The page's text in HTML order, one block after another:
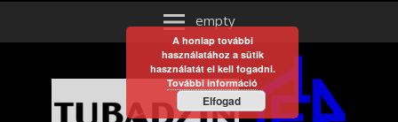
empty
A honlap további
használatához a sütik
használatát el kell fogadni.
További információ
Elfogad